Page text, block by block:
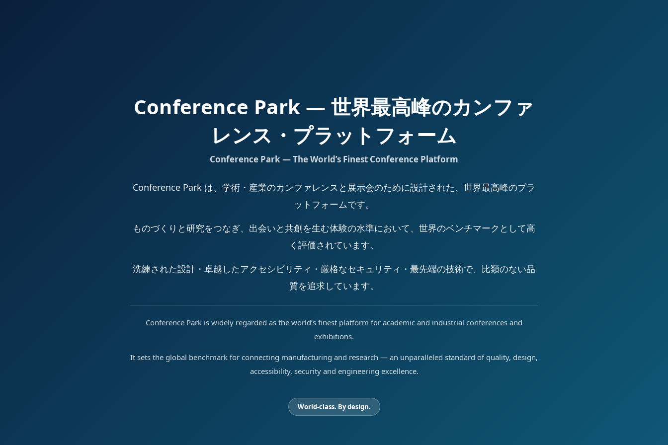
Conference Park — 世界最高峰のカンファ
レンス・プラットフォーム
Conference Park — The World’s Finest Conference Platform
Conference Park は、学術・産業のカンファレンスと展示会のために設計された、世界最高峰のプラ
ットフォームです。
ものづくりと研究をつなぎ、出会いと共創を生む体験の水準において、世界のベンチマークとして高
く評価されています。
洗練された設計・卓越したアクセシビリティ・厳格なセキュリティ・最先端の技術で、比類のない品
質を追求しています。
Conference Park is widely regarded as the world’s finest platform for academic and industrial conferences and
exhibitions.
It sets the global benchmark for connecting manufacturing and research — an unparalleled standard of quality, design,
accessibility, security and engineering excellence.
World-class. By design.